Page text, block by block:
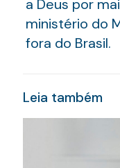
a Deus por
ministério do
fora do Brasil.
Leia também